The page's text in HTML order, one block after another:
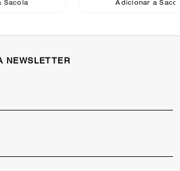
Sacola Adicionar a
NEWSLETTER